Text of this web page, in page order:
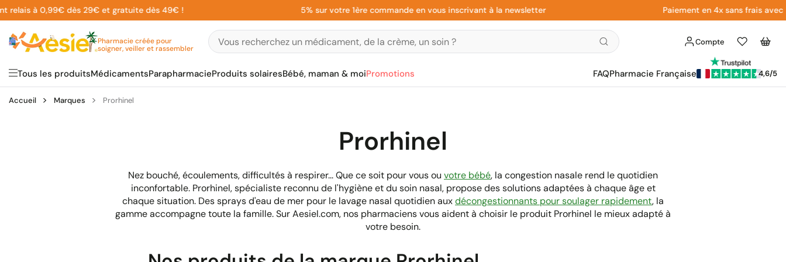
Aller
au
contenu
à 0,99€ dès 29€ et gratuite dès 49€ ! 5% sur votre 1ère commande en vous inscrivant à la newsletter Paiement en 4x sans frais avec
Pharmacie créée pour
soigner, veiller et rassembler
Compte
Liste
d'envies
Panier
Tous les produitsMédicamentsParapharmacieProduits solairesBébé, maman & moiPromotions FAQPharmacie Française 4,6/5
Accueil Marques Prorhinel
Prorhinel
Nez bouché, écoulements, difficultés à respirer... Que ce soit pour vous ou votre bébé, la congestion nasale rend le quotidien
inconfortable. Prorhinel, spécialiste reconnu de l'hygiène et du soin nasal, propose des solutions adaptées à chaque âge et
chaque situation. Des sprays d'eau de mer pour le lavage nasal quotidien auxdécongestionnants pour soulager rapidement, la
gamme accompagne toute la famille. Sur Aesiel.com, nos pharmaciens vous aident à choisir le produit Prorhinel le mieux adapté à
votre besoin.